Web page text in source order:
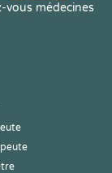
vous médecines